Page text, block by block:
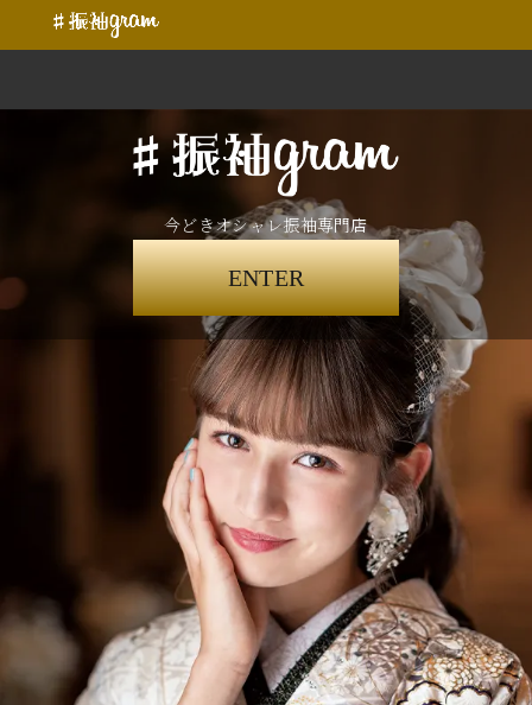
今どきオシャレ振袖専門店
ENTER